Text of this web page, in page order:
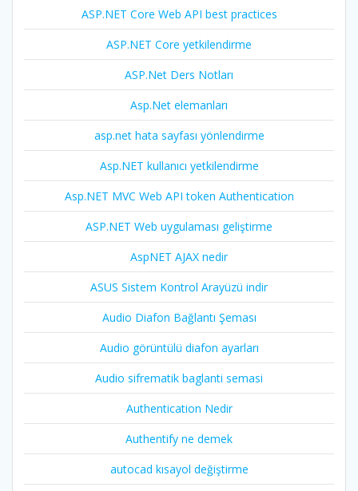
ASP.NET Core Web API best practices
ASP.NET Core yetkilendirme
ASP.Net Ders Notları
Asp.Net elemanları
asp.net hata sayfası yönlendirme
Asp.NET kullanıcı yetkilendirme
Asp.NET MVC Web API token Authentication
ASP.NET Web uygulaması geliştirme
AspNET AJAX nedir
ASUS Sistem Kontrol Arayüzü indir
Audio Diafon Bağlantı Şeması
Audio görüntülü diafon ayarları
Audio sifrematik baglanti semasi
Authentication Nedir
Authentify ne demek
autocad kısayol değiştirme